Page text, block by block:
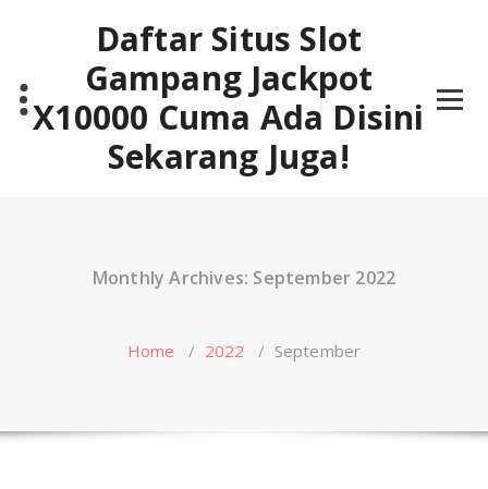
Daftar Situs Slot
Gampang Jackpot
X10000 Cuma Ada Disini
Sekarang Juga!
Monthly Archives: September 2022
Home / 2022 / September